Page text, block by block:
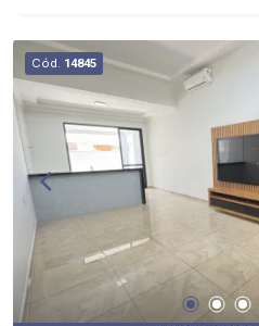
Cód. 14845